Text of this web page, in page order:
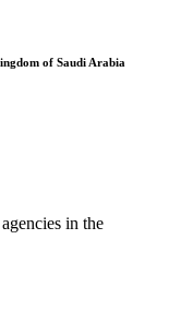
of Saudi Arabia
in the